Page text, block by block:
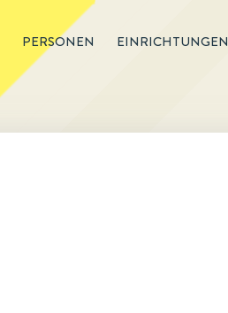
PERSONEN EINRICHTUNGEN